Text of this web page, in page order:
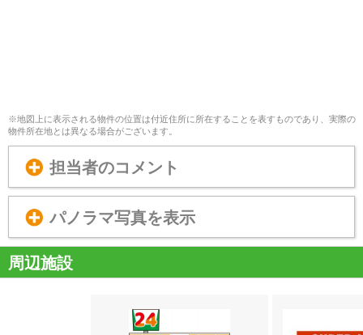
※地図上に表示される物件の位置は付近住所に所在することを表すものであり、実際の
物件所在地とは異なる場合がございます。
担当者のコメント
パノラマ写真を表示
周辺施設